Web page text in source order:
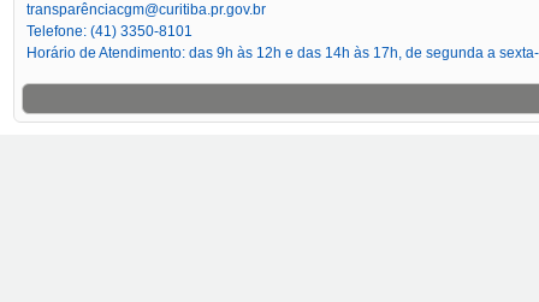
transparênciacgm@curitiba.pr.gov.br
Telefone: (41) 3350-8101
Horário de Atendimento: das 9h às 12h e das 14h às 17h, de segunda a